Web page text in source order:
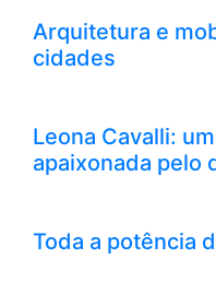
Arquitetura e
cidades
Leona Cavalli:
apaixonada pelo
Toda a potência